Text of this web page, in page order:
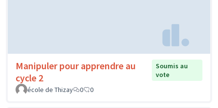
Manipuler pour apprendre au
cycle 2
Soumis au
vote
école de Thizay
0 0